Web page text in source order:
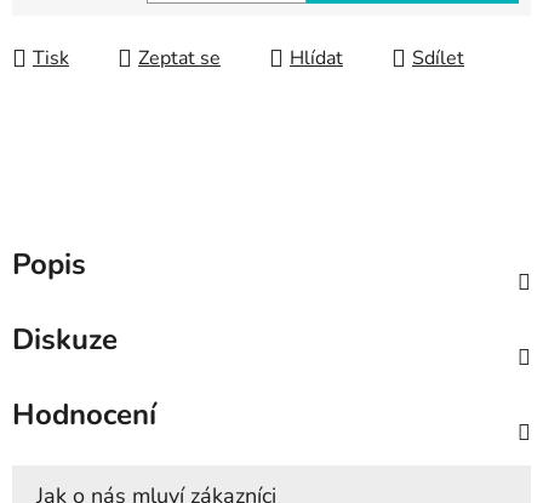
Tisk Zeptat se Hlídat Sdílet
Popis
Diskuze
Hodnocení